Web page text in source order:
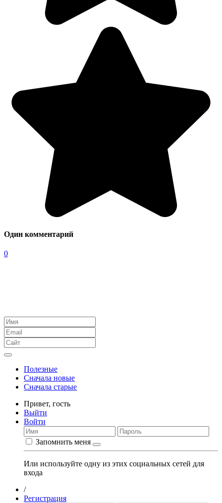
Один комментарий
0
Полезные
Сначала новые
Сначала старые
Привет, гость
Выйти
Войти
Запомнить меня
Или используйте одну из этих социальных сетей для
входа
/
Регистрация